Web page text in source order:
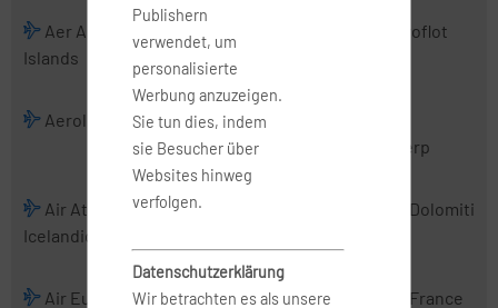
Aer Arann
Islands
Aer Lingus Aeroflot
Aerologic Air Albania
Antwerp
Air Atlanta
Icelandic
Air Baltic Air Dolomiti
Air Europa
Air Europa
Air France
Air France
Publishern
verwendet, um
personalisierte
Werbung anzuzeigen.
Sie tun dies, indem
sie Besucher über
Websites hinweg
verfolgen.
Datenschutzerklärung
Wir betrachten es als unsere